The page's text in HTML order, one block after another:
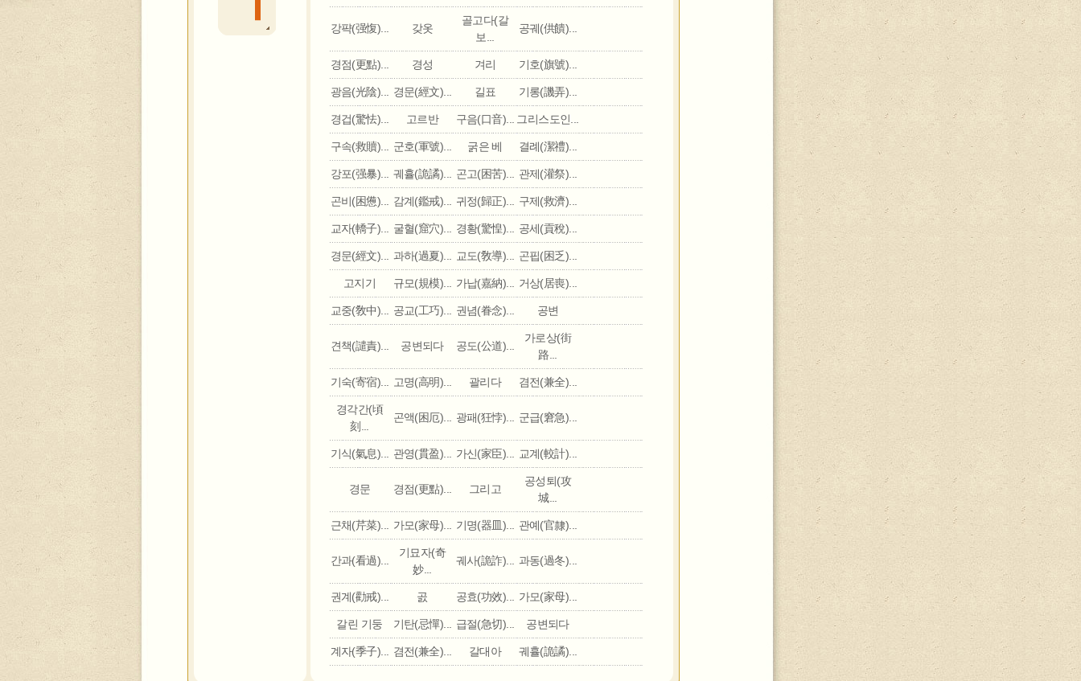
강퍅(强愎)... 갖옷
골고다(갈
보...
공궤(供饋)...
경점(更點)... 경성 겨리 기호(旗號)...
광음(光陰)... 경문(經文)... 길표 기롱(譏弄)...
경겁(驚怯)... 고르반 구음(口音)... 그리스도인...
구속(救贖)... 군호(軍號)... 굵은 베 결례(潔禮)...
강포(强暴)... 궤휼(詭譎)... 곤고(困苦)... 관제(灌祭)...
곤비(困憊)... 감계(鑑戒)... 귀정(歸正)... 구제(救濟)...
교자(轎子)... 굴혈(窟穴)... 경황(驚惶)... 공세(貢稅)...
경문(經文)... 과하(過夏)... 교도(敎導)... 곤핍(困乏)...
고지기 규모(規模)... 가납(嘉納)... 거상(居喪)...
교중(敎中)... 공교(工巧)... 권념(眷念)... 공변
견책(譴責)... 공변되다 공도(公道)...
가로상(街
路...
기숙(寄宿)... 고명(高明)... 괄리다 겸전(兼全)...
경각간(頃
刻...
곤액(困厄)... 광패(狂悖)... 군급(窘急)...
기식(氣息)... 관영(貫盈)... 가신(家臣)... 교계(較計)...
경문 경점(更點)... 그리고
공성퇴(攻
城...
근채(芹菜)... 가모(家母)... 기명(器皿)... 관예(官隸)...
간과(看過)...
기묘자(奇
妙...
궤사(詭詐)... 과동(過冬)...
권계(勸戒)... 곬 공효(功效)... 가모(家母)...
갈린 기둥 기탄(忌憚)... 급절(急切)... 공변되다
계자(季子)... 겸전(兼全)... 갈대아 궤휼(詭譎)...